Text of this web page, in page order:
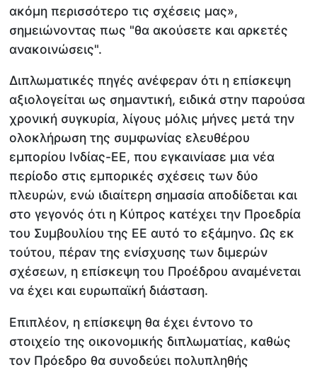
ακόμη περισσότερο τις σχέσεις μας»,
σημειώνοντας πως "θα ακούσετε και αρκετές
ανακοινώσεις".
Διπλωματικές πηγές ανέφεραν ότι η επίσκεψη
αξιολογείται ως σημαντική, ειδικά στην παρούσα
χρονική συγκυρία, λίγους μόλις μήνες μετά την
ολοκλήρωση της συμφωνίας ελευθέρου
εμπορίου Ινδίας-ΕΕ, που εγκαινίασε μια νέα
περίοδο στις εμπορικές σχέσεις των δύο
πλευρών, ενώ ιδιαίτερη σημασία αποδίδεται και
στο γεγονός ότι η Κύπρος κατέχει την Προεδρία
του Συμβουλίου της ΕΕ αυτό το εξάμηνο. Ως εκ
τούτου, πέραν της ενίσχυσης των διμερών
σχέσεων, η επίσκεψη του Προέδρου αναμένεται
να έχει και ευρωπαϊκή διάσταση.
Επιπλέον, η επίσκεψη θα έχει έντονο το
στοιχείο της οικονομικής διπλωματίας, καθώς
τον Πρόεδρο θα συνοδεύει πολυπληθής